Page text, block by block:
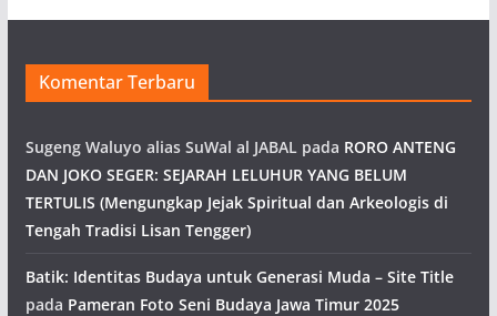
Komentar Terbaru
Sugeng Waluyo alias SuWal al JABAL pada RORO ANTENG
DAN JOKO SEGER: SEJARAH LELUHUR YANG BELUM
TERTULIS (Mengungkap Jejak Spiritual dan Arkeologis di
Tengah Tradisi Lisan Tengger)
Batik: Identitas Budaya untuk Generasi Muda – Site Title
pada Pameran Foto Seni Budaya Jawa Timur 2025